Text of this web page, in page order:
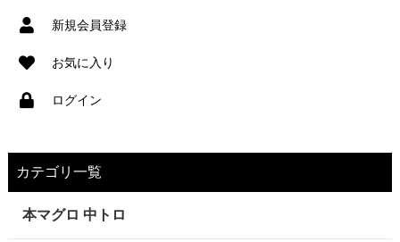
新規会員登録
お気に入り
ログイン
カテゴリ一覧
本マグロ 中トロ